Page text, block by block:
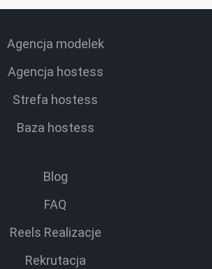
Agencja modelek
Agencja hostess
Strefa hostess
Baza hostess
Blog
FAQ
Reels Realizacje
Rekrutacja